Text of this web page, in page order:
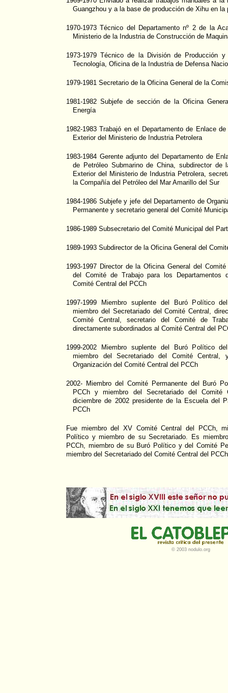
Guangzhou y a la base de producción de Xihu en la
1970-1973 Técnico del Departamento nº 2 de la
Ministerio de la Industria de Construcción de
1973-1979 Técnico de la División de Producción
Tecnología, Oficina de la Industria de Defensa
1979-1981 Secretario de la Oficina General de la
1981-1982 Subjefe de sección de la Oficina
Energía
1982-1983 Trabajó en el Departamento de Enlace
Exterior del Ministerio de Industria Petrolera
1983-1984 Gerente adjunto del Departamento de
de Petróleo Submarino de China, subdirector
Exterior del Ministerio de Industria Petrolera,
la Compañía del Petróleo del Mar Amarillo del Sur
1984-1986 Subjefe y jefe del Departamento de
Permanente y secretario general del Comité
1986-1989 Subsecretario del Comité Municipal del
1989-1993 Subdirector de la Oficina General del
1993-1997 Director de la Oficina General del
del Comité de Trabajo para los Departamentos
Comité Central del PCCh
1997-1999 Miembro suplente del Buró Político
miembro del Secretariado del Comité Central,
Comité Central, secretario del Comité de
directamente subordinados al Comité Central del
1999-2002 Miembro suplente del Buró Político
miembro del Secretariado del Comité Central,
Organización del Comité Central del PCCh
2002- Miembro del Comité Permanente del Buró
PCCh y miembro del Secretariado del
diciembre de 2002 presidente de la Escuela del
PCCh
Fue miembro del XV Comité Central del PCCh,
Político y miembro de su Secretariado. Es
PCCh, miembro de su Buró Político y del Comité
miembro del Secretariado del Comité Central del
© 2003 nodulo.org